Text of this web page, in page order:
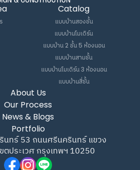
About Us
Our Process
News & Blogs
Portfolio
Catalog
แบบบ้านสองชั้น
แบบบ้านโมเดิร์น
แบบบ้าน 2 ชั้น 5 ห้องนอน
แบบบ้านสามชั้น
แบบบ้านโมเดิร์น 3 ห้องนอน
แบบบ้านสี่ชั้น
ทร์ 53 ถนนศรีนครินทร์ แขวง
ตประเวศ กรุงเทพฯ 10250